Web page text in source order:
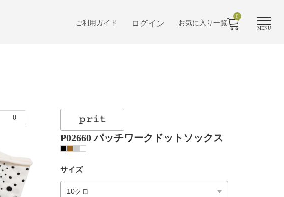
MENU
ご利用ガイド ログイン お気に入り一覧
0
0
P02660 パッチワークドットソックス
サイズ